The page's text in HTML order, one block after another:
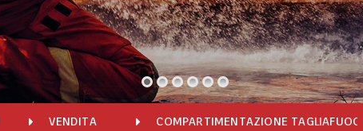
VENDITA COMPARTIMENTAZIONE TAGLIAFUOCO